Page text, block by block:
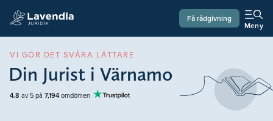
Få rådgivning
Meny
VI GÖR DET SVÅRA LÄTTARE
Din Jurist i Värnamo
4.8 av 5 på 7,194omdömen